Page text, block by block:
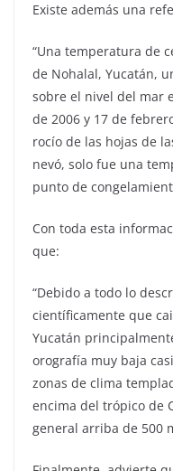
Existe además una
“Una temperatura de
de Nohalal, Yucatán,
sobre el nivel del mar
de 2006 y 17 de
rocío de las hojas de
nevó, solo fue una
punto de
Con toda esta
que:
“Debido a todo lo
científicamente que
Yucatán
orografía muy baja
zonas de clima
encima del trópico de
general arriba de 500